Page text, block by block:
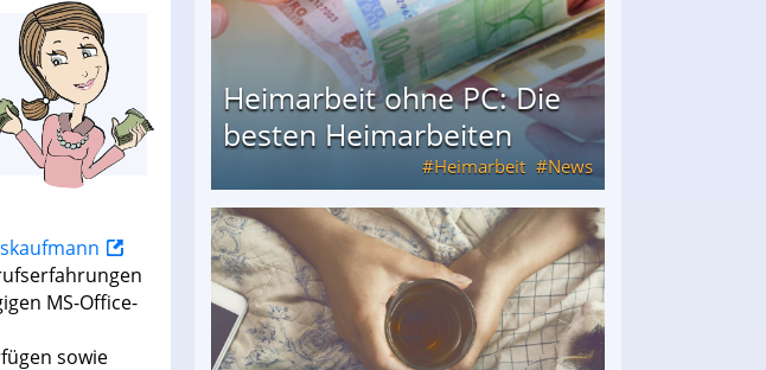
MS-Office-
sowie
Heimarbeit ohne PC: Die
besten Heimarbeiten
Heimarbeit News
besten Heimarbeiten